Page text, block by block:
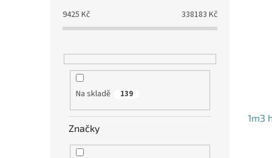
9425 Kč 338183 Kč
Na skladě 139
Značky
1m3